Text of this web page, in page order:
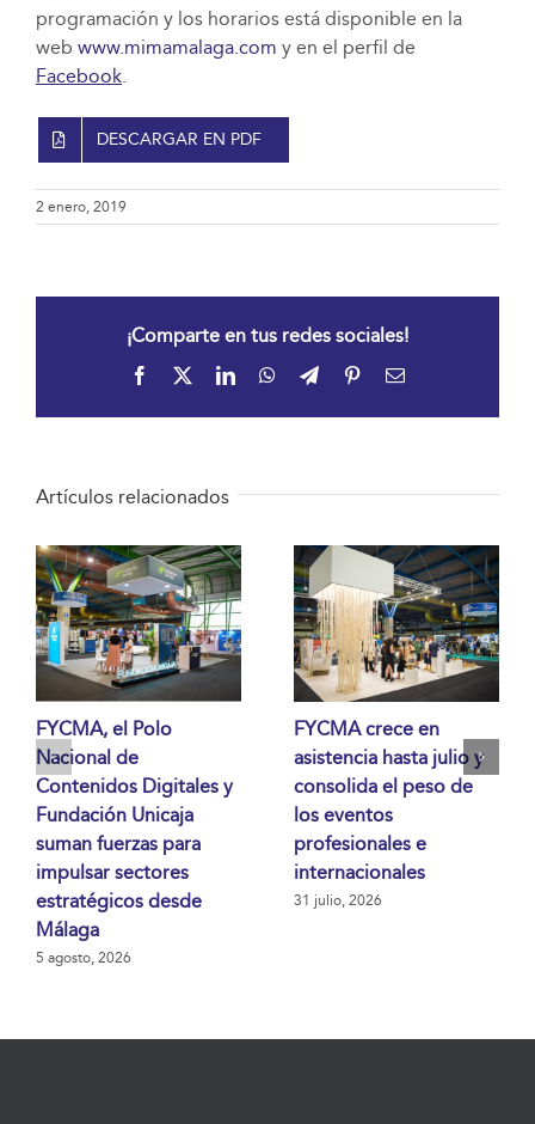
programación y los horarios está disponible en la
web www.mimamalaga.com y en el perfil de
Facebook.
DESCARGAR EN PDF
2 enero, 2019
¡Comparte en tus redes sociales!
Facebook LinkedInWhatsApp
TelegramPinterestCorreo
Artículos relacionados
FYCMA, el Polo
Nacional de
Contenidos Digitales y
Fundación Unicaja
suman fuerzas para
impulsar sectores
estratégicos desde
Málaga
5 agosto, 2026
FYCMA crece en
asistencia hasta julio y
consolida el peso de
los eventos
profesionales e
internacionales
31 julio, 2026